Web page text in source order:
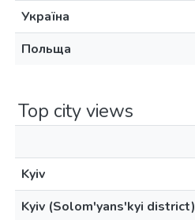
Україна
Польща
Top city views
Kyiv
Kyiv (Solom'yans'kyi district)